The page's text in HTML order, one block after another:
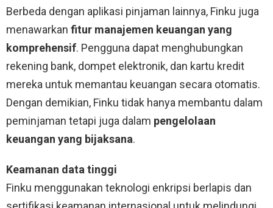
Berbeda dengan aplikasi pinjaman lainnya, Finku juga
menawarkan fitur manajemen keuangan yang
komprehensif. Pengguna dapat menghubungkan
rekening bank, dompet elektronik, dan kartu kredit
mereka untuk memantau keuangan secara otomatis.
Dengan demikian, Finku tidak hanya membantu dalam
peminjaman tetapi juga dalam pengelolaan
keuangan yang bijaksana.
Keamanan data tinggi
Finku menggunakan teknologi enkripsi berlapis dan